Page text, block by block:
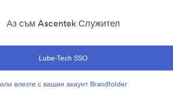
Аз съм Ascentek Служител
Lube-Tech SSO
или влезте с вашия акаунт Brandfolder